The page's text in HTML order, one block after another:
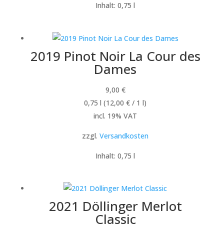
Inhalt: 0,75l
2019 Pinot Noir La Cour des
Dames
9,00 €
0,75 l (12,00€ / 1l)
incl. 19% VAT
zzgl.Versandkosten
Inhalt: 0,75l
2021 Döllinger Merlot
Classic